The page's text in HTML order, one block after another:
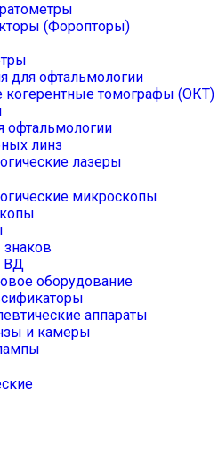
(Форопторы)
для офтальмологии
когерентные томографы (ОКТ)
офтальмологии
линз
лазеры
микроскопы
ВД
оборудование
аппараты
и камеры